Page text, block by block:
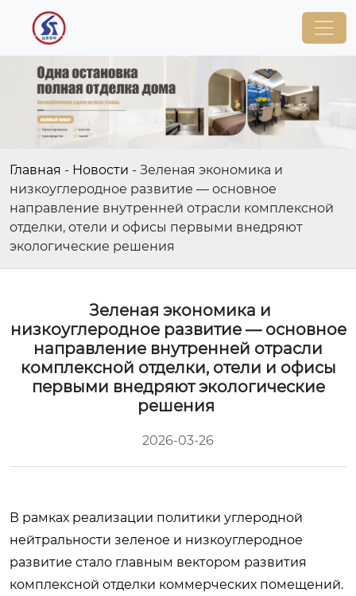
Главная - Новости - Зеленая экономика и
низкоуглеродное развитие — основное
направление внутренней отрасли комплексной
отделки, отели и офисы первыми внедряют
экологические решения
Зеленая экономика и
низкоуглеродное развитие — основное
направление внутренней отрасли
комплексной отделки, отели и офисы
первыми внедряют экологические
решения
2026-03-26
В рамках реализации политики углеродной
нейтральности зеленое и низкоуглеродное
развитие стало главным вектором развития
комплексной отделки коммерческих помещений.